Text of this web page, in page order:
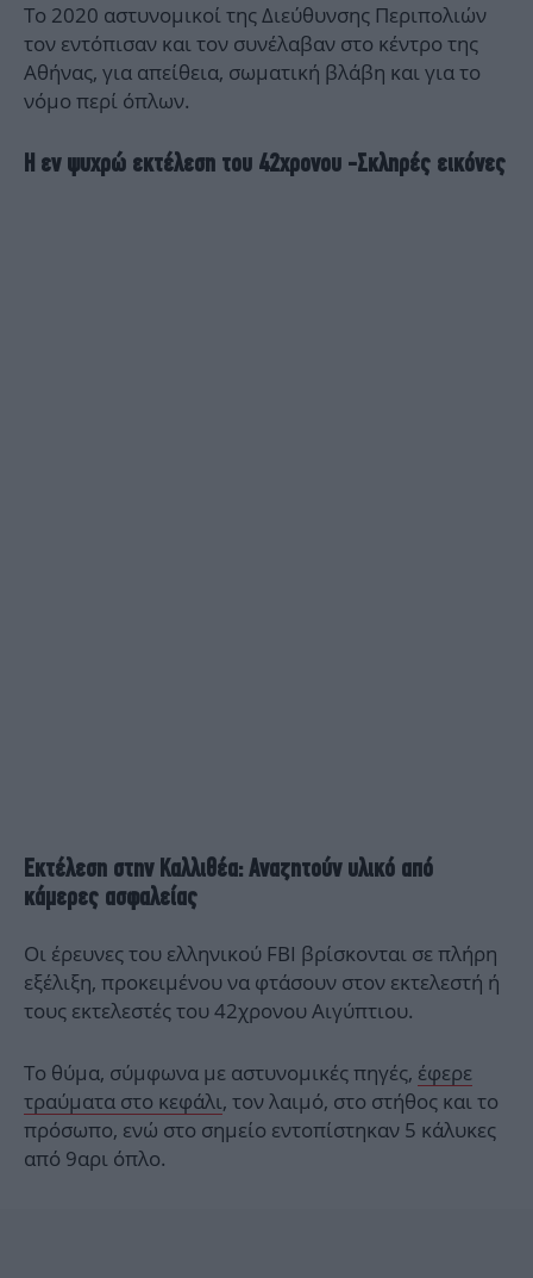
Το 2020 αστυνομικοί της Διεύθυνσης Περιπολιών
τον εντόπισαν και τον συνέλαβαν στο κέντρο της
Αθήνας, για απείθεια, σωματική βλάβη και για το
νόμο περί όπλων.
Η εν ψυχρώ εκτέλεση του 42χρονου -Σκληρές εικόνες
Εκτέλεση στην Καλλιθέα: Αναζητούν υλικό από
κάμερες ασφαλείας
Οι έρευνες του ελληνικού FBI βρίσκονται σε πλήρη
εξέλιξη, προκειμένου να φτάσουν στον εκτελεστή ή
τους εκτελεστές του 42χρονου Αιγύπτιου.
Το θύμα, σύμφωνα με αστυνομικές πηγές, έφερε
τραύματα στο κεφάλι, τον λαιμό, στο στήθος και το
πρόσωπο, ενώ στο σημείο εντοπίστηκαν 5 κάλυκες
από 9αρι όπλο.